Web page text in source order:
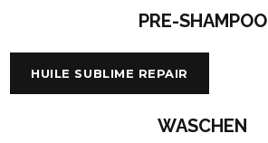
PRE-SHAMPOO
HUILE SUBLIME REPAIR
WASCHEN